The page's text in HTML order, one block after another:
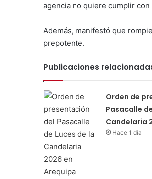
agencia no quiere cumplir
Además, manifestó que
prepotente.
Publicaciones
Orden de
Pasacalle
Candelaria
Hace 1 día